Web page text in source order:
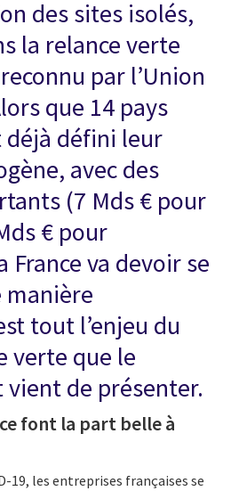
des sites isolés,
la relance verte
par l’Union
que 14 pays
défini leur
avec des
(7 Mds € pour
€ pour
France va devoir se
tout l’enjeu du
verte que le
de présenter.
font la part belle à
19, les entreprises françaises se